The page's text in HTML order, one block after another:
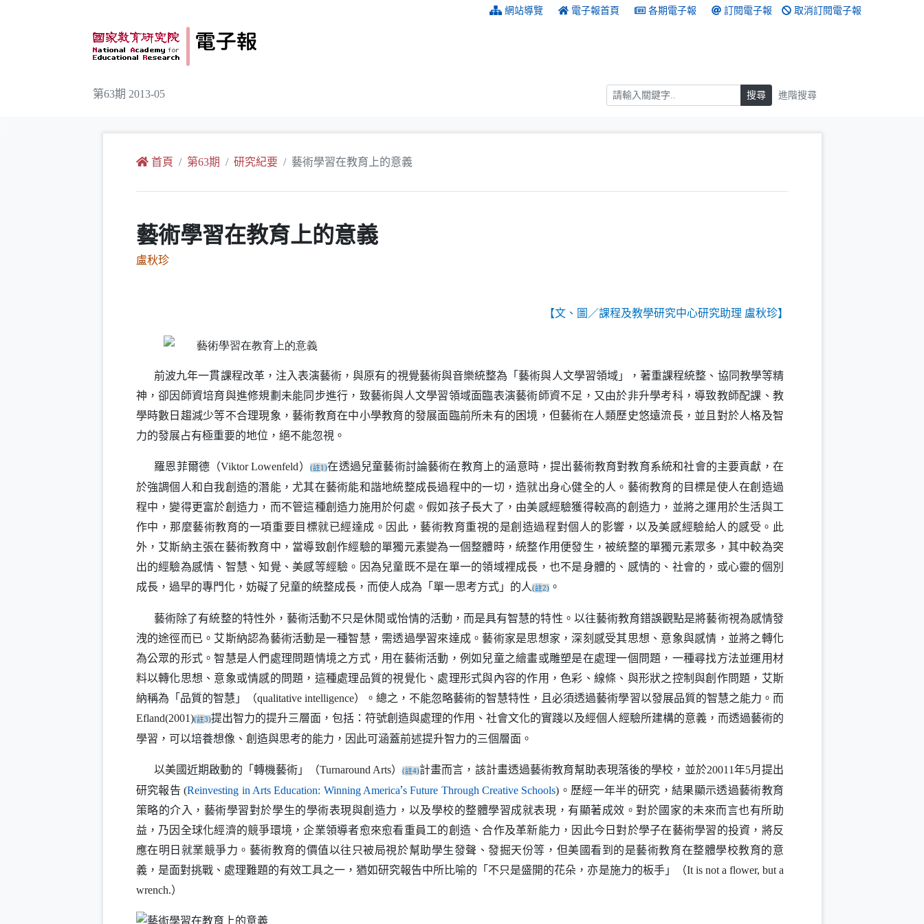
網站導覽 電子報首頁 各期電子報 訂閱電子報 取消訂閱電子報
第63期 2013-05 搜尋 搜尋 進階搜尋
首頁 第63期 研究紀要 藝術學習在教育上的意義
藝術學習在教育上的意義
盧秋珍
【文、圖／課程及教學研究中心研究助理 盧秋珍】
前波九年一貫課程改革，注入表演藝術，與原有的視覺藝術與音樂統整為「藝術與人文學習領域」，著重課程統整、協同教學等精
神，卻因師資培育與進修規劃未能同步進行，致藝術與人文學習領域面臨表演藝術師資不足，又由於非升學考科，導致教師配課、教
學時數日趨減少等不合理現象，藝術教育在中小學教育的發展面臨前所未有的困境，但藝術在人類歷史悠遠流長，並且對於人格及智
力的發展占有極重要的地位，絕不能忽視。
羅恩菲爾德（Viktor Lowenfeld） (註1)在透過兒童藝術討論藝術在教育上的涵意時，提出藝術教育對教育系統和社會的主要貢獻，在
於強調個人和自我創造的潛能，尤其在藝術能和諧地統整成長過程中的一切，造就出身心健全的人。藝術教育的目標是使人在創造過
程中，變得更富於創造力，而不管這種創造力施用於何處。假如孩子長大了，由美感經驗獲得較高的創造力，並將之運用於生活與工
作中，那麼藝術教育的一項重要目標就已經達成。因此，藝術教育重視的是創造過程對個人的影響，以及美感經驗給人的感受。此
外，艾斯納主張在藝術教育中，當導致創作經驗的單獨元素變為一個整體時，統整作用便發生，被統整的單獨元素眾多，其中較為突
出的經驗為感情、智慧、知覺、美感等經驗。因為兒童既不是在單一的領域裡成長，也不是身體的、感情的、社會的，或心靈的個別
成長，過早的專門化，妨礙了兒童的統整成長，而使人成為「單一思考方式」的人(註2)。
藝術除了有統整的特性外，藝術活動不只是休閒或怡情的活動，而是具有智慧的特性。以往藝術教育錯誤觀點是將藝術視為感情發
洩的途徑而已。艾斯納認為藝術活動是一種智慧，需透過學習來達成。藝術家是思想家，深刻感受其思想、意象與感情，並將之轉化
為公眾的形式。智慧是人們處理問題情境之方式，用在藝術活動，例如兒童之繪畫或雕塑是在處理一個問題，一種尋找方法並運用材
料以轉化思想、意象或情感的問題，這種處理品質的視覺化、處理形式與內容的作用，色彩、線條、與形狀之控制與創作問題，艾斯
納稱為「品質的智慧」（qualitative intelligence）。總之，不能忽略藝術的智慧特性，且必須透過藝術學習以發展品質的智慧之能力。而
Efland(2001)(註3)提出智力的提升三層面，包括：符號創造與處理的作用、社會文化的實踐以及經個人經驗所建構的意義，而透過藝術的
學習，可以培養想像、創造與思考的能力，因此可涵蓋前述提升智力的三個層面。
以美國近期啟動的「轉機藝術」（Turnaround Arts）(註4)計畫而言，該計畫透過藝術教育幫助表現落後的學校，並於20011年5月提出
研究報告 (Reinvesting in Arts Education: Winning America’s Future Through Creative Schools （另開新視窗）
) 。歷經一年半的研究，結果顯示透過藝術教育
策略的介入，藝術學習對於學生的學術表現與創造力，以及學校的整體學習成就表現，有顯著成效。對於國家的未來而言也有所助
益，乃因全球化經濟的競爭環境，企業領導者愈來愈看重員工的創造、合作及革新能力，因此今日對於學子在藝術學習的投資，將反
應在明日就業競爭力。藝術教育的價值以往只被局視於幫助學生發聲、發掘天份等，但美國看到的是藝術教育在整體學校教育的意
義，是面對挑戰、處理難題的有效工具之一，猶如研究報告中所比喻的「不只是盛開的花朵，亦是施力的板手」（It is not a flower, but a
wrench.）